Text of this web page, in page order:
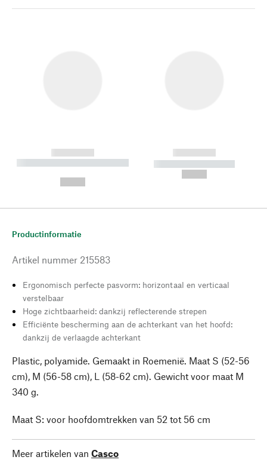
------------
----------- ----------- --------
------------
----------- -----------
Productinformatie
Artikel nummer 215583
Ergonomisch perfecte pasvorm: horizontaal en verticaal
verstelbaar
Hoge zichtbaarheid: dankzij reflecterende strepen
Efficiënte bescherming aan de achterkant van het hoofd:
dankzij de verlaagde achterkant
Plastic, polyamide. Gemaakt in Roemenië. Maat S (52-56
cm), M (56-58 cm), L (58-62 cm). Gewicht voor maat M
340 g.
Maat S: voor hoofdomtrekken van 52 tot 56 cm
Meer artikelen van Casco